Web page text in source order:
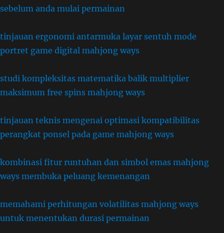
sebelum anda mulai permainan
tinjauan ergonomi antarmuka layar sentuh mode
portret game digital mahjong ways
studi kompleksitas matematika balik multiplier
maksimum free spins mahjong ways
tinjauan teknis mengenai optimasi kompatibilitas
perangkat ponsel pada game mahjong ways
kombinasi fitur runtuhan dan simbol emas mahjong
ways membuka peluang kemenangan
memahami perhitungan volatilitas mahjong ways
untuk menentukan durasi permainan